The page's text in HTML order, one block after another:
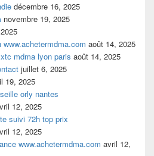
décembre 16, 2025
novembre 19, 2025
août 14, 2025
mdma lyon paris août 14, 2025
juillet 6, 2025
19, 2025
orly nantes
12, 2025
suivi 72h top prix
12, 2025
www.achetermdma.com avril 12,